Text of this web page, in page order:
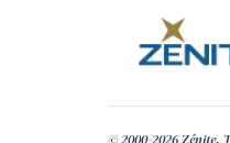
© 2000-2026 Zênite.